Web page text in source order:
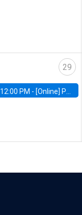
29
12:00 PM - [Online] Pablo Slutzky, University of Maryland